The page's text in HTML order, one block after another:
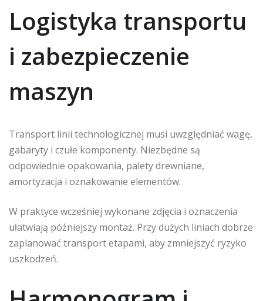
Logistyka transportu
i zabezpieczenie
maszyn
Transport linii technologicznej musi uwzględniać wagę,
gabaryty i czułe komponenty. Niezbędne są
odpowiednie opakowania, palety drewniane,
amortyzacja i oznakowanie elementów.
W praktyce wcześniej wykonane zdjęcia i oznaczenia
ułatwiają późniejszy montaż. Przy dużych liniach dobrze
zaplanować transport etapami, aby zmniejszyć ryzyko
uszkodzeń.